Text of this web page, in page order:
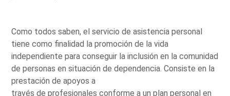
Como todos saben, el servicio de asistencia personal
tiene como finalidad la promoción de la vida
independiente para conseguir la inclusión en la comunidad
de personas en situación de dependencia. Consiste en la
prestación de apoyos a
través de profesionales conforme a un plan personal en